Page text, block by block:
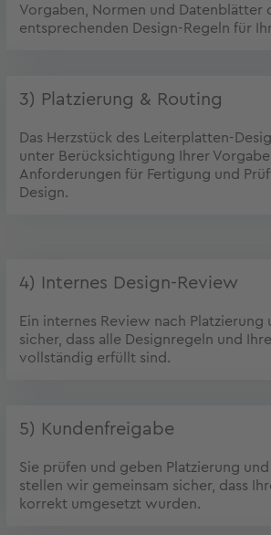
Vorgaben, Normen und Datenblätter
entsprechenden Design-Regeln für
3) Platzierung & Routing
Das Herzstück des Leiterplatten-
unter Berücksichtigung Ihrer
Anforderungen für Fertigung und
Design.
4) Internes Design-Review
Ein internes Review nach
sicher, dass alle Designregeln und
vollständig erfüllt sind.
5) Kundenfreigabe
Sie prüfen und geben Platzierung
stellen wir gemeinsam sicher, dass
korrekt umgesetzt wurden.